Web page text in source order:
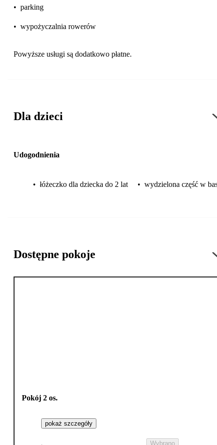
• parking
• wypożyczalnia rowerów
Powyższe usługi są dodatkowo płatne.
Dla dzieci
Udogodnienia
• łóżeczko dla dziecka do 2 lat • wydzielona część w
Dostępne pokoje
Pokój 2 os.
pokaż szczegóły
Wybrano